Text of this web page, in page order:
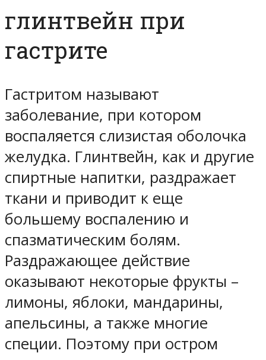
глинтвейн при
гастрите
Гастритом называют
заболевание, при котором
воспаляется слизистая оболочка
желудка. Глинтвейн, как и другие
спиртные напитки, раздражает
ткани и приводит к еще
большему воспалению и
спазматическим болям.
Раздражающее действие
оказывают некоторые фрукты –
лимоны, яблоки, мандарины,
апельсины, а также многие
специи. Поэтому при остром